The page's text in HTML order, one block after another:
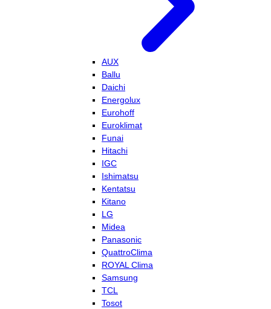
AUX
Ballu
Daichi
Energolux
Eurohoff
Euroklimat
Funai
Hitachi
IGC
Ishimatsu
Kentatsu
Kitano
LG
Midea
Panasonic
QuattroClima
ROYAL Clima
Samsung
TCL
Tosot